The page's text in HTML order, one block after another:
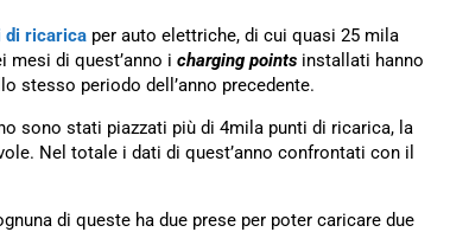
di ricarica per auto elettriche, di cui quasi 25 mila
di quest’anno i charging points installati hanno
stesso periodo dell’anno precedente.
sono stati piazzati più di 4mila punti di ricarica, la
Nel totale i dati di quest’anno confrontati con il
di queste ha due prese per poter caricare due